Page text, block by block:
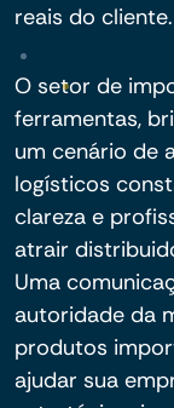
reais do cliente.
O setor de
ferramentas,
um cenário de
logísticos
clareza e
atrair
Uma
autoridade da
produtos
ajudar sua